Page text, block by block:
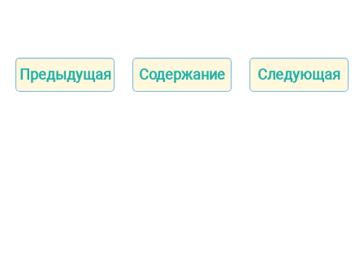
Предыдущая Содержание Следующая